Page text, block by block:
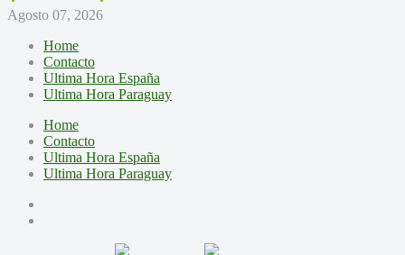
Agosto 07, 2026
Home
Contacto
Ultima Hora España
Ultima Hora Paraguay
Home
Contacto
Ultima Hora España
Ultima Hora Paraguay